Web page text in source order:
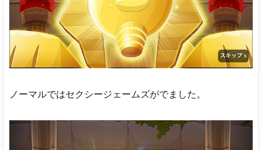
ノーマルではセクシージェームズがでました。